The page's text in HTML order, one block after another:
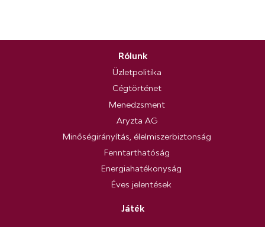
Rólunk
Üzletpolitika
Cégtörténet
Menedzsment
Aryzta AG
Minőségirányítás, élelmiszerbiztonság
Fenntarthatóság
Energiahatékonyság
Éves jelentések
Játék